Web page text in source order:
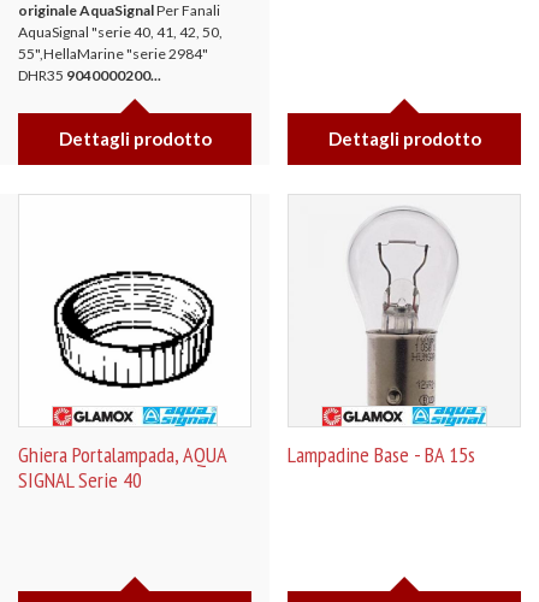
originale AquaSignalPer Fanali
AquaSignal "serie 40, 41, 42, 50,
55",HellaMarine "serie 2984"
DHR35 9040000200...
Dettagli prodotto Dettagli prodotto
Ghiera Portalampada, AQUA
SIGNAL Serie 40
Lampadine Base - BA 15s